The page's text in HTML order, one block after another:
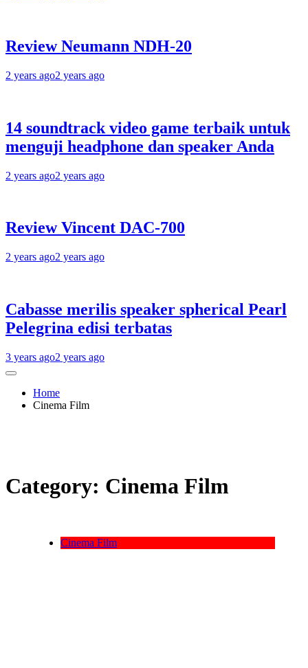
Review Neumann NDH-20
2 years ago2 years ago
14 soundtrack video game terbaik untuk
menguji headphone dan speaker Anda
2 years ago2 years ago
Review Vincent DAC-700
2 years ago2 years ago
Cabasse merilis speaker spherical Pearl
Pelegrina edisi terbatas
3 years ago2 years ago
Home
Cinema Film
Category: Cinema Film
Cinema Film